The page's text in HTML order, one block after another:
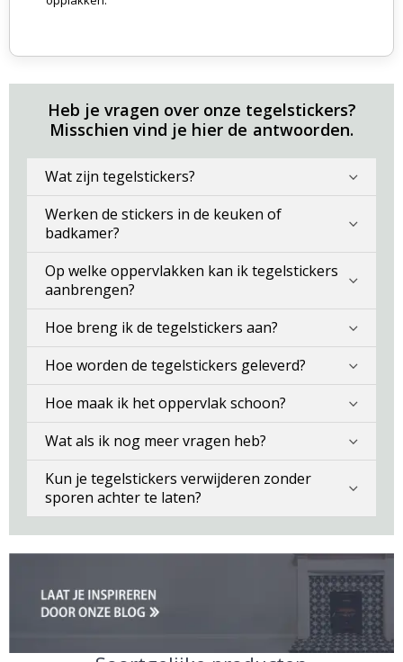
Heb je vragen over onze tegelstickers?
Misschien vind je hier de antwoorden.
Wat zijn tegelstickers?
Werken de stickers in de keuken of
badkamer?
Op welke oppervlakken kan ik tegelstickers
aanbrengen?
Hoe breng ik de tegelstickers aan?
Hoe worden de tegelstickers geleverd?
Hoe maak ik het oppervlak schoon?
Wat als ik nog meer vragen heb?
Kun je tegelstickers verwijderen zonder
sporen achter te laten?